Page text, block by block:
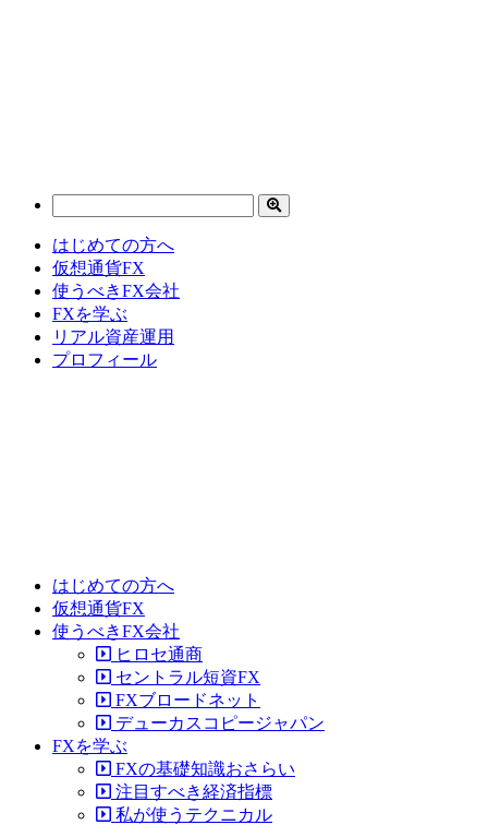
はじめての方へ
仮想通貨FX
使うべきFX会社
FXを学ぶ
リアル資産運用
プロフィール
はじめての方へ
仮想通貨FX
使うべきFX会社
ヒロセ通商
セントラル短資FX
FXブロードネット
デューカスコピージャパン
FXを学ぶ
FXの基礎知識おさらい
注目すべき経済指標
私が使うテクニカル